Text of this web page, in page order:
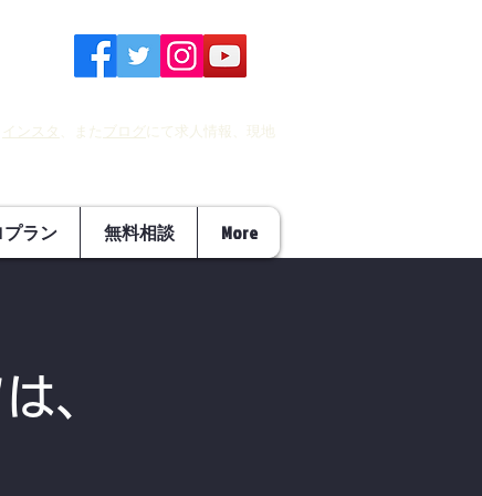
インスタ 、また ブログ にて求人情報、現地
ラン 無料相談 More
、